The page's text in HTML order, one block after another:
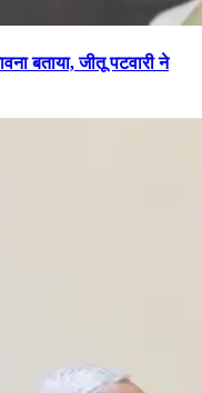
बताया, जीतू पटवारी ने